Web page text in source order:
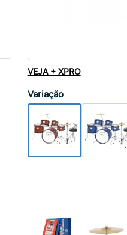
VEJA + XPRO
Variação